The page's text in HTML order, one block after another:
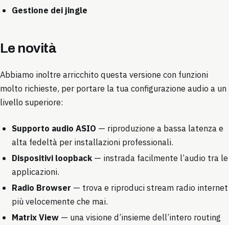
Gestione dei jingle
Le novità
Abbiamo inoltre arricchito questa versione con funzioni
molto richieste, per portare la tua configurazione audio a un
livello superiore:
Supporto audio ASIO — riproduzione a bassa latenza e
alta fedeltà per installazioni professionali.
Dispositivi loopback— instrada facilmente l’audio tra le
applicazioni.
Radio Browser — trova e riproduci stream radio internet
più velocemente che mai.
Matrix View— una visione d’insieme dell’intero routing